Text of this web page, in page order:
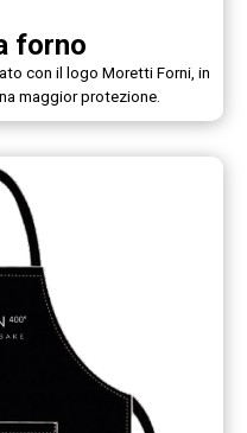
forno
con il logo Moretti Forni, in
maggior protezione.